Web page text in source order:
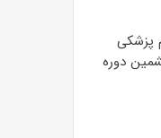
پزشکی
دوره